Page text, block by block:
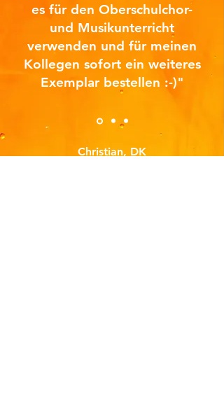
es für den Oberschulchor-
und Musikunterricht
verwenden und für meinen
Kollegen sofort ein weiteres
Exemplar bestellen :-)"
Christian, DK